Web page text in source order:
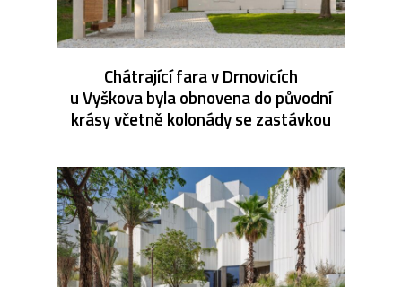
Chátrající fara v Drnovicích
u Vyškova byla obnovena do původní
krásy včetně kolonády se zastávkou